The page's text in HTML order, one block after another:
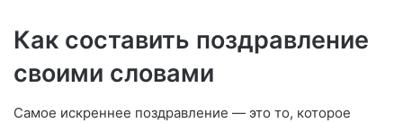
Как составить поздравление
своими словами
Самое искреннее поздравление — это то, которое